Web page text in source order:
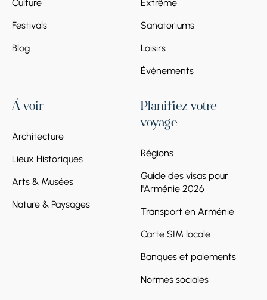
Culture
Festivals
Blog
Extrême
Sanatoriums
Loisirs
Événements
À voir
Architecture
Lieux Historiques
Arts & Musées
Nature & Paysages
Planifiez votre
voyage
Régions
Guide des visas pour
l'Arménie 2026
Transport en Arménie
Carte SIM locale
Banques et paiements
Normes sociales